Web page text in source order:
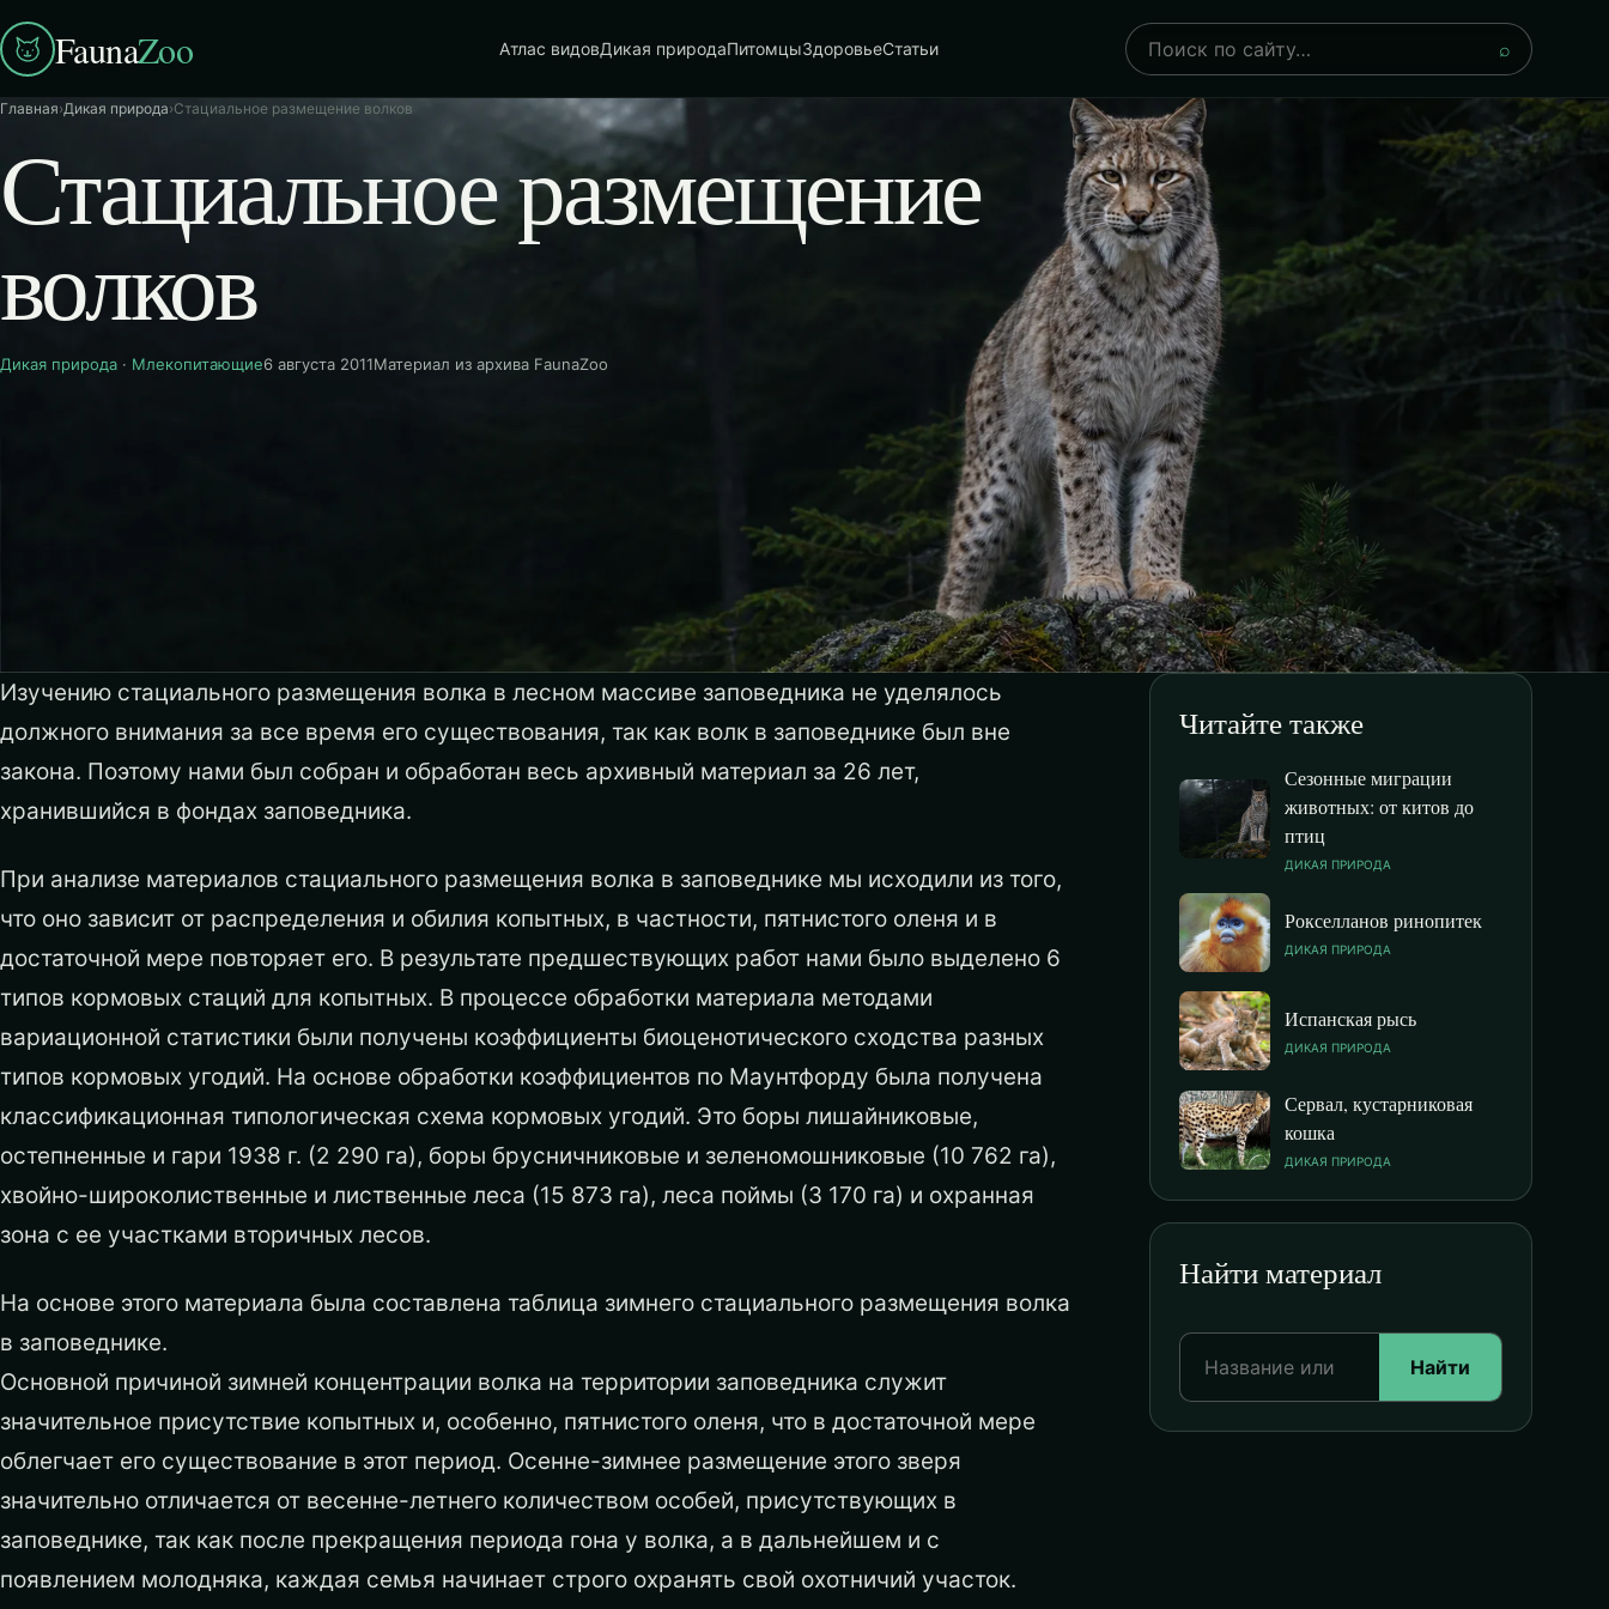
FaunaZoo Атлас видовДикая природаПитомцыЗдоровьеСтатьи
Поиск
⌕
Главная›Дикая природа›Стациальное размещение волков
Стациальное размещение
волков
Дикая природа · Млекопитающие6 августа 2011Материал из архива FaunaZoo
Изучению стациального размещения волка в лесном массиве заповедника не уделялось
должного внимания за все время его существования, так как волк в заповеднике был вне
закона. Поэтому нами был собран и обработан весь архивный материал за 26 лет,
хранившийся в фондах заповедника.
При анализе материалов стациального размещения волка в заповеднике мы исходили из того,
что оно зависит от распределения и обилия копытных, в частности, пятнистого оленя и в
достаточной мере повторяет его. В результате предшествующих работ нами было выделено 6
типов кормовых стаций для копытных. В процессе обработки материала методами
вариационной статистики были получены коэффициенты биоценотического сходства разных
типов кормовых угодий. На основе обработки коэффициентов по Маунтфорду была получена
классификационная типологическая схема кормовых угодий. Это боры лишайниковые,
остепненные и гари 1938 г. (2 290 га), боры брусничниковые и зеленомошниковые (10 762 га),
хвойно-широколиственные и лиственные леса (15 873 га), леса поймы (3 170 га) и охранная
зона с ее участками вторичных лесов.
На основе этого материала была составлена таблица зимнего стациального размещения волка
в заповеднике.
Основной причиной зимней концентрации волка на территории заповедника служит
значительное присутствие копытных и, особенно, пятнистого оленя, что в достаточной мере
облегчает его существование в этот период. Осенне-зимнее размещение этого зверя
значительно отличается от весенне-летнего количеством особей, присутствующих в
заповеднике, так как после прекращения периода гона у волка, а в дальнейшем и с
появлением молодняка, каждая семья начинает строго охранять свой охотничий участок.
Читайте также
Сезонные миграции
животных: от китов до
птиц
ДИКАЯ ПРИРОДА
Рокселланов ринопитек
ДИКАЯ ПРИРОДА
Испанская рысь
ДИКАЯ ПРИРОДА
Сервал, кустарниковая
кошка
ДИКАЯ ПРИРОДА
Найти материал
Найти